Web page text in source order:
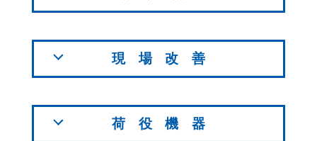
現場改善
荷役機器